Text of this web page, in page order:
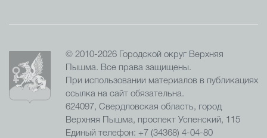
© 2010-2026 Городской округ Верхняя
Пышма. Все права защищены.
При использовании материалов в публикациях
ссылка на сайт обязательна.
624097, Свердловская область, город
Верхняя Пышма, проспект Успенский, 115
Единый телефон: +7 (34368) 4-04-80